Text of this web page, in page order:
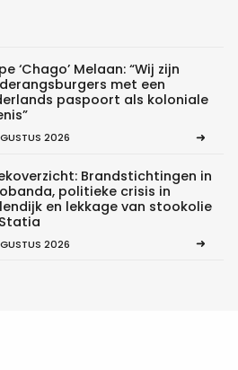
‘Chago’ Melaan: “Wij zijn
met een
paspoort als koloniale
2026
Brandstichtingen in
politieke crisis in
en lekkage van stookolie
2026